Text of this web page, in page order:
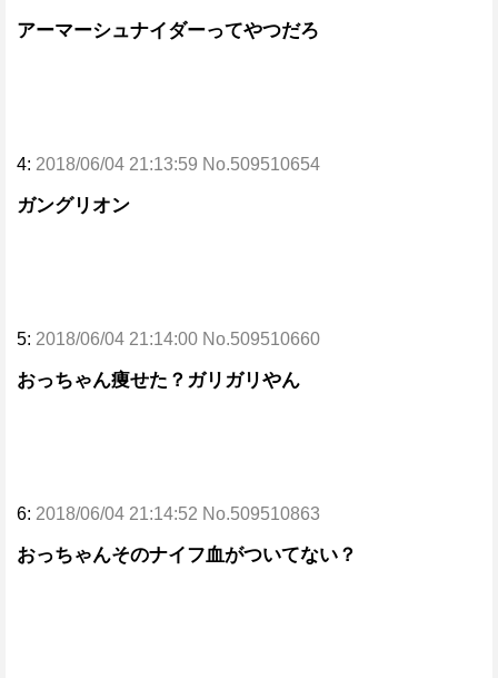
アーマーシュナイダーってやつだろ
4: 2018/06/04 21:13:59 No.509510654
ガングリオン
5: 2018/06/04 21:14:00 No.509510660
おっちゃん痩せた？ガリガリやん
6: 2018/06/04 21:14:52 No.509510863
おっちゃんそのナイフ血がついてない？